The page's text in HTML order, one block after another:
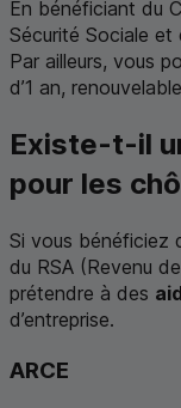
En bénéficiant du
Sécurité Sociale
Par ailleurs, vous
d’1 an,
Existe-t-il
pour les
Si vous bénéficiez
du RSA (Revenu
prétendre à des
d’entreprise.
ARCE